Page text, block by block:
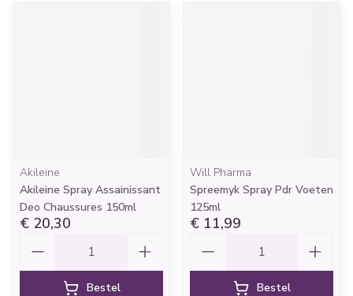
Akileine
Akileine Spray Assainissant
Deo Chaussures 150ml
€ 20,30
Bestel
Will Pharma
Spreemyk Spray Pdr Voeten
125ml
€ 11,99
Bestel